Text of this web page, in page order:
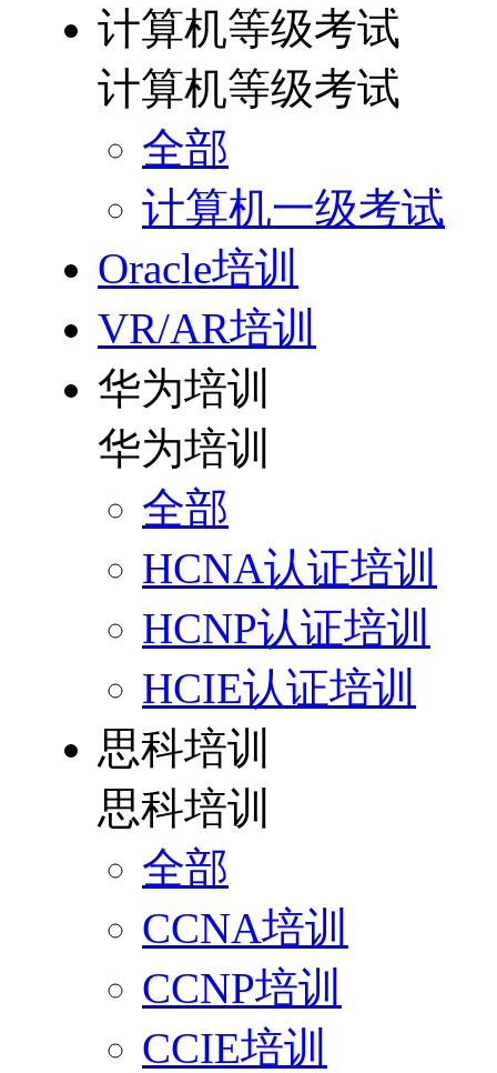
计算机等级考试
计算机等级考试
全部
计算机一级考试
Oracle培训
VR/AR培训
华为培训
华为培训
全部
HCNA认证培训
HCNP认证培训
HCIE认证培训
思科培训
思科培训
全部
CCNA培训
CCNP培训
CCIE培训